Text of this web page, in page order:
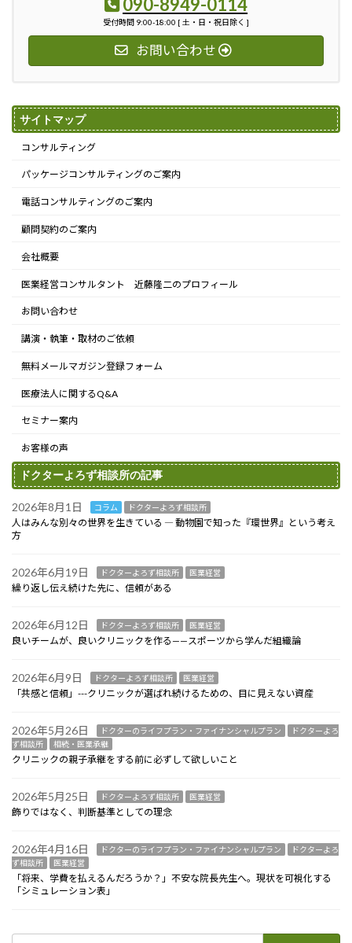
090-8949-0114
受付時間 9:00-18:00 [ 土・日・祝日除く ]
お問い合わせ
サイトマップ
コンサルティング
パッケージコンサルティングのご案内
電話コンサルティングのご案内
顧問契約のご案内
会社概要
医業経営コンサルタント 近藤隆二のプロフィール
お問い合わせ
講演・執筆・取材のご依頼
無料メールマガジン登録フォーム
医療法人に関するQ&A
セミナー案内
お客様の声
ドクターよろず相談所の記事
2026年8月1日 コラム ドクターよろず相談所
人はみんな別々の世界を生きている ― 動物園で知った『環世界』という考え
方
2026年6月19日 ドクターよろず相談所 医業経営
繰り返し伝え続けた先に、信頼がある
2026年6月12日 ドクターよろず相談所 医業経営
良いチームが、良いクリニックを作る——スポーツから学んだ組織論
2026年6月9日 ドクターよろず相談所 医業経営
「共感と信頼」---クリニックが選ばれ続けるための、目に見えない資産
2026年5月26日 ドクターのライフプラン・ファイナンシャルプラン
ドクターよろ
ず相談所
相続・医業承継
クリニックの親子承継をする前に必ずして欲しいこと
2026年5月25日 ドクターよろず相談所 医業経営
飾りではなく、判断基準としての理念
2026年4月16日 ドクターのライフプラン・ファイナンシャルプラン
ドクターよろ
ず相談所
医業経営
「将来、学費を払えるんだろうか？」不安な院長先生へ。現状を可視化する
「シミュレーション表」